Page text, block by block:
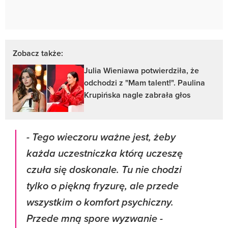
Zobacz także:
Julia Wieniawa potwierdziła, że
odchodzi z "Mam talent!". Paulina
Krupińska nagle zabrała głos
- Tego wieczoru ważne jest, żeby
każda uczestniczka którą uczeszę
czuła się doskonale. Tu nie chodzi
tylko o piękną fryzurę, ale przede
wszystkim o komfort psychiczny.
Przede mną spore wyzwanie -